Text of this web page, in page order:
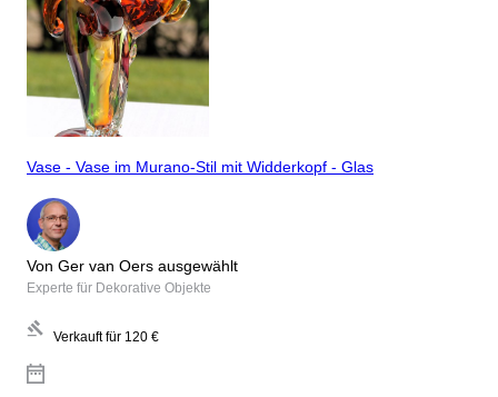
Vase - Vase im Murano-Stil mit Widderkopf - Glas
Von Ger van Oers ausgewählt
Experte für Dekorative Objekte
Verkauft für 120 €